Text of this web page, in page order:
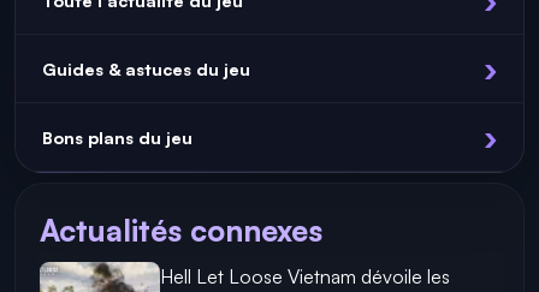
Guides & astuces du jeu
Bons plans du jeu
Actualités connexes
Hell Let Loose Vietnam dévoile les